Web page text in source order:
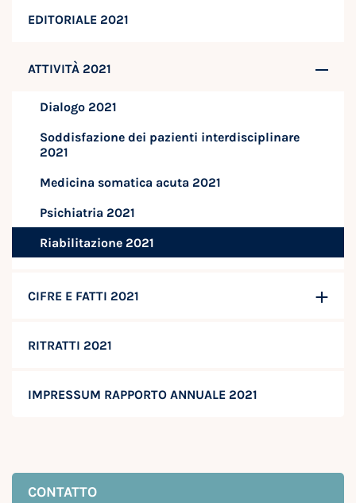
EDITORIALE 2021
ATTIVITÀ 2021
Dialogo 2021
Soddisfazione dei pazienti interdisciplinare
2021
Medicina somatica acuta 2021
Psichiatria 2021
Riabilitazione 2021
CIFRE E FATTI 2021
RITRATTI 2021
IMPRESSUM RAPPORTO ANNUALE 2021
CONTATTO